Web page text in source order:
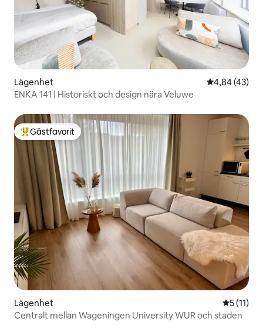
Lägenhet 4,84 av 5 i
4,84 (43)
ENKA 141 | Historiskt och design nära Veluwe
Populär gästfavorit
Gästfavorit
Lägenhet 5 av 5 i
5 (11)
Centralt mellan Wageningen University WUR och staden